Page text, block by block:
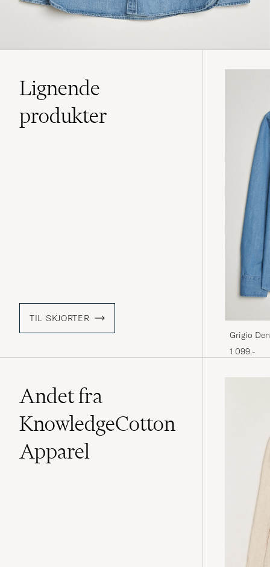
Lignende
produkter
TIL SKJORTER
Grigio
1 099,-
Andet fra
KnowledgeCotton
Apparel